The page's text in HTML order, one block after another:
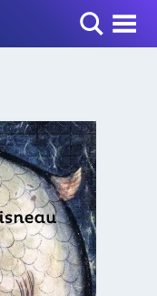
Toggle Menu